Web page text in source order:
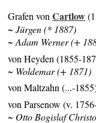
Grafen vonCartlow
~ Jürgen (* 1887)
~ Adam Werner (+
von Heyden (1855-
~ Woldemar (+ 1871)
von Maltzahn (...-
von Parsenow (v.
~ Otto Bogislaf